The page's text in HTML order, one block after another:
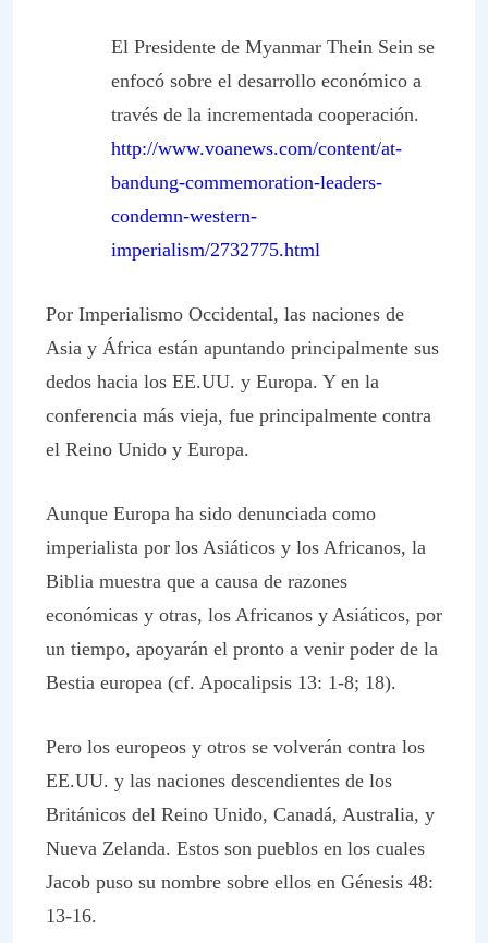
El Presidente de Myanmar Thein Sein se
enfocó sobre el desarrollo económico a
través de la incrementada cooperación.
http://www.voanews.com/content/at-
bandung-commemoration-leaders-
condemn-western-
imperialism/2732775.html
Por Imperialismo Occidental, las naciones de
Asia y África están apuntando principalmente sus
dedos hacia los EE.UU. y Europa. Y en la
conferencia más vieja, fue principalmente contra
el Reino Unido y Europa.
Aunque Europa ha sido denunciada como
imperialista por los Asiáticos y los Africanos, la
Biblia muestra que a causa de razones
económicas y otras, los Africanos y Asiáticos, por
un tiempo, apoyarán el pronto a venir poder de la
Bestia europea (cf. Apocalipsis 13: 1-8; 18).
Pero los europeos y otros se volverán contra los
EE.UU. y las naciones descendientes de los
Británicos del Reino Unido, Canadá, Australia, y
Nueva Zelanda. Estos son pueblos en los cuales
Jacob puso su nombre sobre ellos en Génesis 48:
13-16.